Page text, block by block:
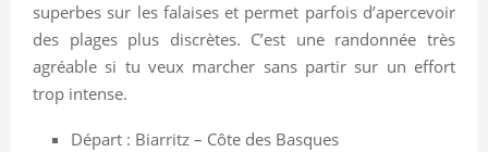
superbes sur les falaises et permet parfois d’apercevoir
des plages plus discrètes. C’est une randonnée très
agréable si tu veux marcher sans partir sur un effort
trop intense.
Départ : Biarritz – Côte des Basques